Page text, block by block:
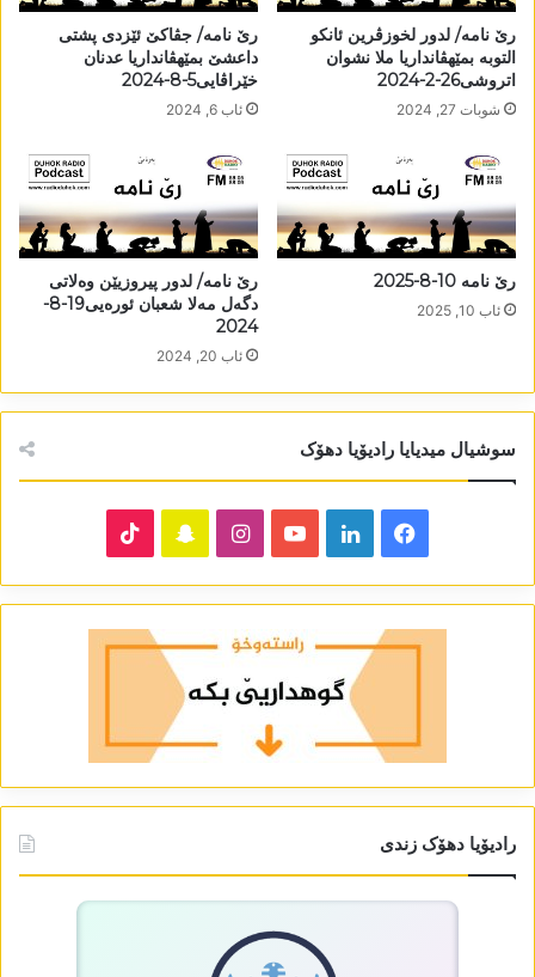
رێ نامە/ لدور لخوزڤرین ئانکو
التوبە بمێھڤانداریا ملا نشوان
اتروشی26-2-2024
شوبات 27, 2024
رێ نامە/ جڤاکێ ئێزدی پشتی
داعشێ بمێھڤانداریا عدنان
خێراڤایی5-8-2024
ئاب 6, 2024
رێ نامە 10-8-2025
ئاب 10, 2025
رێ نامە/ لدور پیروزیێن وەلاتی
دگەل مەلا شعبان ئورەیی19-8-
2024
ئاب 20, 2024
سوشیال میدیایا رادیۆیا دھۆک
Facebook
LinkedIn
YouTube
Instagram
Snapchat
رادیۆیا دھۆک زندی